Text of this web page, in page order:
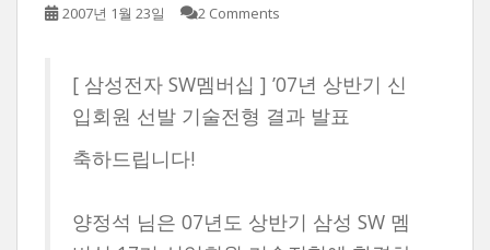
2007년 1월 23일 2 Comments
[ 삼성전자 SW멤버십 ] ’07년 상반기 신
입회원 선발 기술전형 결과 발표
축하드립니다!
양정석 님은 07년도 상반기 삼성 SW 멤